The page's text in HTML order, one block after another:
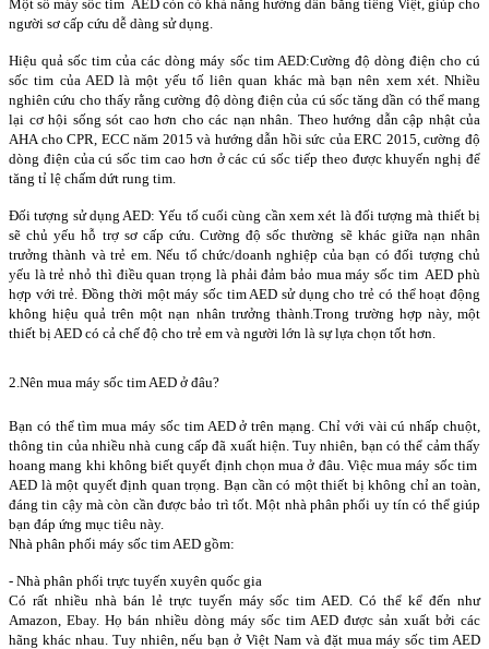
Một số máy sốc tim AED còn có khả năng hướng dẫn bằng tiếng Việt, giúp cho
người sơ cấp cứu dễ dàng sử dụng.
Hiệu quả sốc tim của các dòng máy sốc tim AED:Cường độ dòng điện cho cú
sốc tim của AED là một yếu tố liên quan khác mà bạn nên xem xét. Nhiều
nghiên cứu cho thấy rằng cường độ dòng điện của cú sốc tăng dần có thể mang
lại cơ hội sống sót cao hơn cho các nạn nhân. Theo hướng dẫn cập nhật của
AHA cho CPR, ECC năm 2015 và hướng dẫn hồi sức của ERC 2015, cường độ
dòng điện của cú sốc tim cao hơn ở các cú sốc tiếp theo được khuyến nghị để
tăng tỉ lệ chấm dứt rung tim.
Đối tượng sử dụng AED: Yếu tố cuối cùng cần xem xét là đối tượng mà thiết bị
sẽ chủ yếu hỗ trợ sơ cấp cứu. Cường độ sốc thường sẽ khác giữa nạn nhân
trưởng thành và trẻ em. Nếu tổ chức/doanh nghiệp của bạn có đối tượng chủ
yếu là trẻ nhỏ thì điều quan trọng là phải đảm bảo mua máy sốc tim AED phù
hợp với trẻ. Đồng thời một máy sốc tim AED sử dụng cho trẻ có thể hoạt động
không hiệu quả trên một nạn nhân trưởng thành.Trong trường hợp này, một
thiết bị AED có cả chế độ cho trẻ em và người lớn là sự lựa chọn tốt hơn.
2.Nên mua máy sốc tim AED ở đâu?
Bạn có thể tìm mua máy sốc tim AED ở trên mạng. Chỉ với vài cú nhấp chuột,
thông tin của nhiều nhà cung cấp đã xuất hiện. Tuy nhiên, bạn có thể cảm thấy
hoang mang khi không biết quyết định chọn mua ở đâu. Việc mua máy sốc tim
AED là một quyết định quan trọng. Bạn cần có một thiết bị không chỉ an toàn,
đáng tin cậy mà còn cần được bảo trì tốt. Một nhà phân phối uy tín có thể giúp
bạn đáp ứng mục tiêu này.
Nhà phân phối máy sốc tim AED gồm:
- Nhà phân phối trực tuyến xuyên quốc gia
Có rất nhiều nhà bán lẻ trực tuyến máy sốc tim AED. Có thể kể đến như
Amazon, Ebay. Họ bán nhiều dòng máy sốc tim AED được sản xuất bởi các
hãng khác nhau. Tuy nhiên, nếu bạn ở Việt Nam và đặt mua máy sốc tim AED